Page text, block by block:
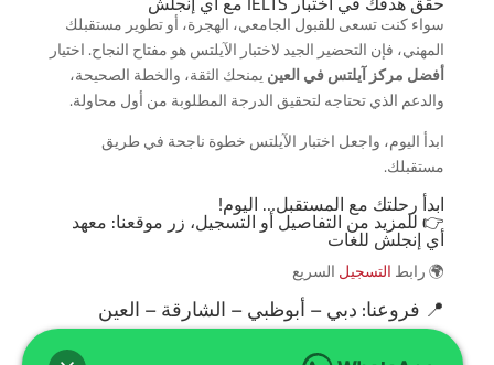
سواء كنت تسعى للقبول الجامعي، الهجرة، أو تطوير مستقبلك
المهني، فإن التحضير الجيد لاختبار الآيلتس هو مفتاح النجاح. اختيار
أفضل مركز آيلتس في العينيمنحك الثقة، والخطة الصحيحة،
والدعم الذي تحتاجه لتحقيق الدرجة المطلوبة من أول محاولة.
ابدأ اليوم، واجعل اختبار الآيلتس خطوة ناجحة في طريق
مستقبلك.
ابدأ رحلتك مع المستقبل… اليوم!
👉 للمزيد من التفاصيل أو التسجيل، زر موقعنا: معهد
أي إنجلش للغات
🌍 رابطالتسجيلالسريع
📍 فروعنا: دبي – أبوظبي – الشارقة – العين
سوشيال ميديا